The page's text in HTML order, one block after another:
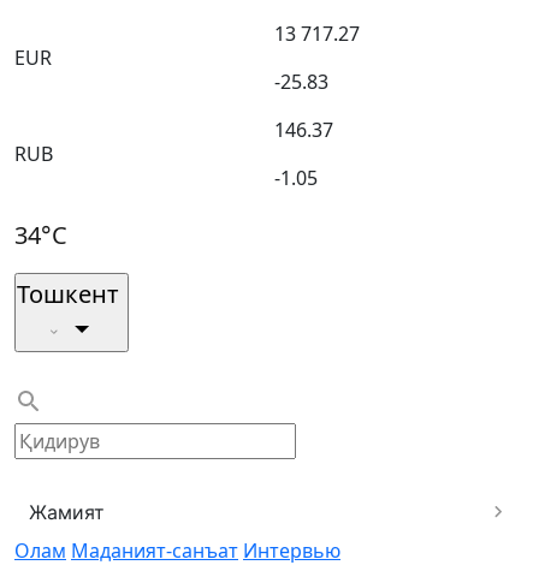
EUR
13 717.27
-25.83
RUB
146.37
-1.05
34°C
Тошкент
Жамият
Олам Маданият-санъат Интервью